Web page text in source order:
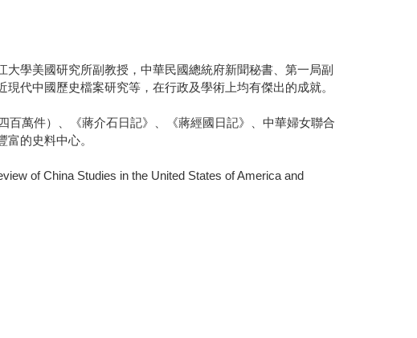
學美國研究所副教授，中華民國總統府新聞秘書、第一局副
代中國歷史檔案研究等，在行政及學術上均有傑出的成就。
萬件）、《蔣介石日記》、《蔣經國日記》、中華婦女聯合
的史料中心。
of China Studies in the United States of America and